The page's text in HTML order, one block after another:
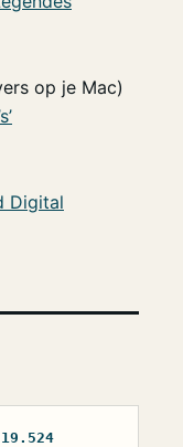
op je Mac)
Digital